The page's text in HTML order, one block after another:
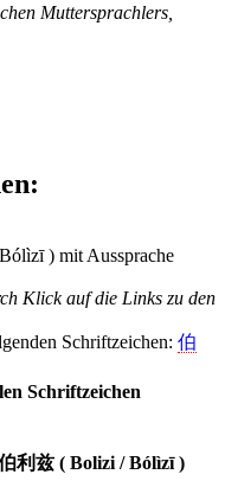
Muttersprachlers,
:
Klick auf die Links zu den
Schriftzeichen: 伯
Schriftzeichen
利兹 ( Bolizi / Bólìzī )